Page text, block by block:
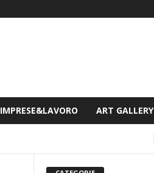
IMPRESE&LAVORO ART GALLERY